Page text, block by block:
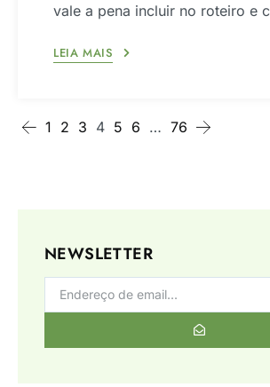
vale a pena incluir no roteiro e c
LEIA MAIS
1 2 3 4 5 6 … 76
NEWSLETTER